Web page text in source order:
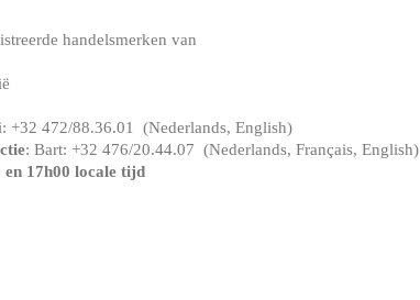
handelsmerken van
+32 472/88.36.01 (Nederlands, English)
: Bart: +32 476/20.44.07 (Nederlands, Français, English)
en 17h00 locale tijd